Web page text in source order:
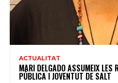
ACTUALITAT
MARI DELGADO ASSUMEIX LES
PÚBLICA I JOVENTUT DE SALT